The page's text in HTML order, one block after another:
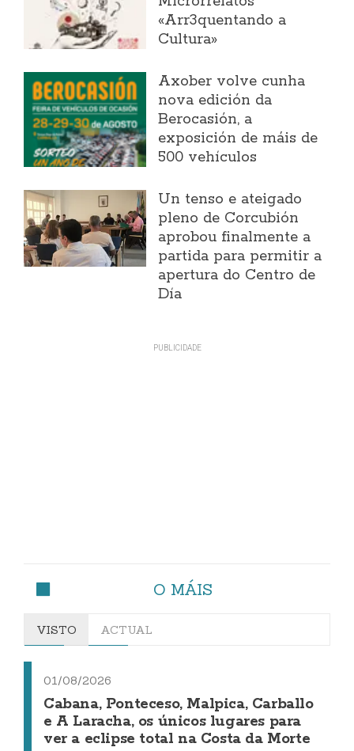
«Arr3quentando a
Cultura»
Axober volve cunha
nova edición da
Berocasión, a
exposición de máis de
500 vehículos
Un tenso e ateigado
pleno de Corcubión
aprobou finalmente a
partida para permitir a
apertura do Centro de
Día
O MÁIS
VISTO ACTUAL
01/08/2026
Cabana, Ponteceso, Malpica, Carballo
e A Laracha, os únicos lugares para
ver a eclipse total na Costa da Morte